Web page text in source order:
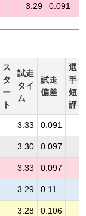
3.29 0.091
ス
タ
ー
ト
試走
タイ
ム
試走
偏差
選
手
短
評
3.33 0.091
3.30 0.097
3.33 0.097
3.29 0.11
3.28 0.106